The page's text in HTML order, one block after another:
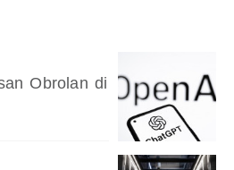
Obrolan di